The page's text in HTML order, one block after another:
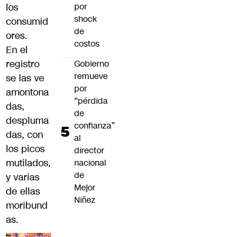
los
consumid
ores.
En el
registro
se las ve
amontona
das,
despluma
das, con
los picos
mutilados,
y varias
de ellas
moribund
as.
por
shock
de
costos
Gobierno
remueve
por
“pérdida
de
confianza”
al
director
nacional
de
Mejor
Niñez